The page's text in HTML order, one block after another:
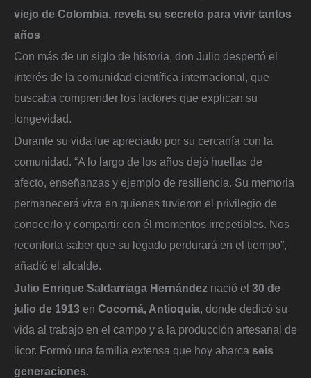
viejo de Colombia, revela su secreto para vivir tantos
años
Con más de un siglo de historia, don Julio despertó el
interés de la comunidad científica internacional, que
buscaba comprender los factores que explican su
longevidad.
Durante su vida fue apreciado por su cercanía con la
comunidad. “A lo largo de los años dejó huellas de
afecto, enseñanzas y ejemplo de resiliencia. Su memoria
permanecerá viva en quienes tuvieron el privilegio de
conocerlo y compartir con él momentos irrepetibles. Nos
reconforta saber que su legado perdurará en el tiempo”,
añadió el alcalde.
Julio Enrique Saldarriaga Hernández nació el 30 de
julio de 1913 en Cocorná, Antioquia, donde dedicó su
vida al trabajo en el campo y a la producción artesanal de
licor. Formó una familia extensa que hoy abarca seis
generaciones.